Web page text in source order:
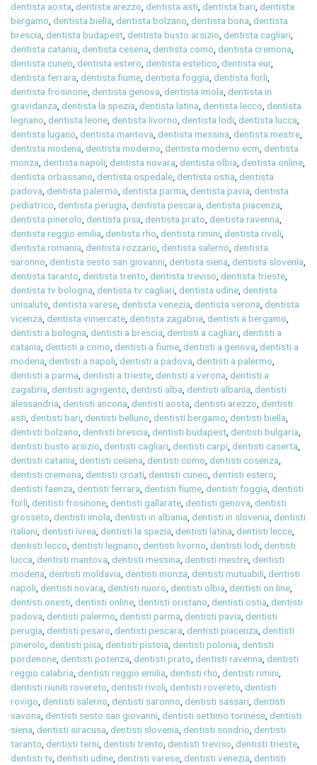
dentista aosta,dentista arezzo,dentista asti,dentista bari,dentista
bergamo,dentista biella,dentista bolzano,dentista bona,dentista
brescia,dentista budapest,dentista busto arsizio,dentista cagliari,
dentista catania,dentista cesena,dentista como,dentista cremona,
dentista cuneo,dentista estero,dentista estetico,dentista eur,
dentista ferrara,dentista fiume,dentista foggia,dentista forli,
dentista frosinone,dentista genova,dentista imola,dentista in
gravidanza,dentista la spezia,dentista latina,dentista lecco,dentista
legnano,dentista leone,dentista livorno,dentista lodi,dentista lucca,
dentista lugano,dentista mantova,dentista messina,dentista mestre,
dentista modena,dentista moderno,dentista moderno ecm,dentista
monza,dentista napoli,dentista novara,dentista olbia,dentista online,
dentista orbassano,dentista ospedale,dentista ostia,dentista
padova,dentista palermo,dentista parma,dentista pavia,dentista
pediatrico,dentista perugia,dentista pescara,dentista piacenza,
dentista pinerolo,dentista pisa,dentista prato,dentista ravenna,
dentista reggio emilia,dentista rho,dentista rimini,dentista rivoli,
dentista romania,dentista rozzano,dentista salerno,dentista
saronno,dentista sesto san giovanni,dentista siena,dentista slovenia,
dentista taranto,dentista trento,dentista treviso,dentista trieste,
dentista tv bologna,dentista tv cagliari,dentista udine,dentista
unisalute,dentista varese,dentista venezia,dentista verona,dentista
vicenza,dentista vimercate,dentista zagabria,dentisti a bergamo,
dentisti a bologna,dentisti a brescia,dentisti a cagliari,dentisti a
catania,dentisti a como,dentisti a fiume,dentisti a genova,dentisti a
modena,dentisti a napoli,dentisti a padova,dentisti a palermo,
dentisti a parma,dentisti a trieste,dentisti a verona,dentisti a
zagabria,dentisti agrigento,dentisti alba,dentisti albania,dentisti
alessandria,dentisti ancona,dentisti aosta,dentisti arezzo,dentisti
asti,dentisti bari,dentisti belluno,dentisti bergamo,dentisti biella,
dentisti bolzano,dentisti brescia,dentisti budapest,dentisti bulgaria,
dentisti busto arsizio,dentisti cagliari,dentisti carpi,dentisti caserta,
dentisti catania,dentisti cesena,dentisti como,dentisti cosenza,
dentisti cremona,dentisti croati,dentisti cuneo,dentisti estero,
dentisti faenza,dentisti ferrara,dentisti fiume,dentisti foggia,dentisti
forlì,dentisti frosinone,dentisti gallarate,dentisti genova,dentisti
grosseto,dentisti imola,dentisti in albania,dentisti in slovenia,dentisti
italiani,dentisti ivrea,dentisti la spezia,dentisti latina,dentisti lecce,
dentisti lecco,dentisti legnano,dentisti livorno,dentisti lodi,dentisti
lucca,dentisti mantova,dentisti messina,dentisti mestre,dentisti
modena,dentisti moldavia,dentisti monza,dentisti mutuabili,dentisti
napoli,dentisti novara,dentisti nuoro,dentisti olbia,dentisti on line,
dentisti onesti,dentisti online,dentisti oristano,dentisti ostia,dentisti
padova,dentisti palermo,dentisti parma,dentisti pavia,dentisti
perugia,dentisti pesaro,dentisti pescara,dentisti piacenza,dentisti
pinerolo,dentisti pisa,dentisti pistoia,dentisti polonia,dentisti
pordenone,dentisti potenza,dentisti prato,dentisti ravenna,dentisti
reggio calabria,dentisti reggio emilia,dentisti rho,dentisti rimini,
dentisti riuniti rovereto,dentisti rivoli,dentisti rovereto,dentisti
rovigo,dentisti salerno,dentisti saronno,dentisti sassari,dentisti
savona,dentisti sesto san giovanni,dentisti settimo torinese,dentisti
siena,dentisti siracusa,dentisti slovenia,dentisti sondrio,dentisti
taranto,dentisti terni,dentisti trento,dentisti treviso,dentisti trieste,
dentisti tv,dentisti udine,dentisti varese,dentisti venezia,dentisti